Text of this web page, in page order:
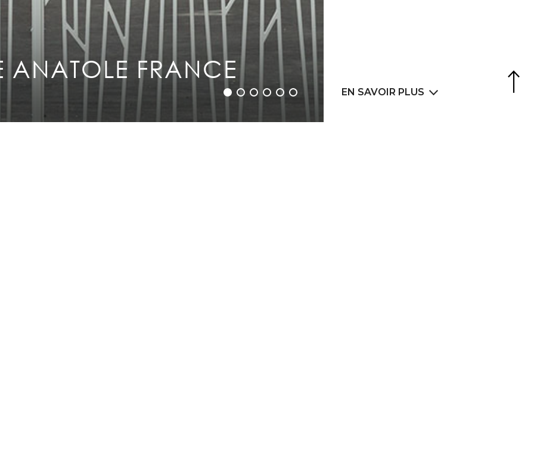
ANATOLE FRANCE
EN SAVOIR PLUS
Mentions légales Plan du site Contact
Agence Web